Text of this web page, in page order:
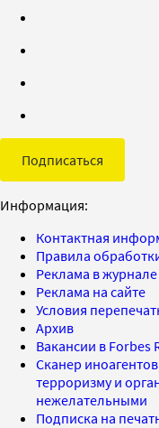
Подписаться
Информация:
Контактная
Правила
Реклама в журнале
Реклама на сайте
Условия
Архив
Вакансии в Forbes
Сканер
терроризму и
нежелательными
Подписка на